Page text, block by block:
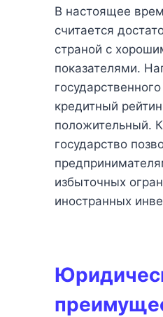
В настоящее
считается
страной с
показателями.
кредитный
положительный.
государство
избыточных
иностранных